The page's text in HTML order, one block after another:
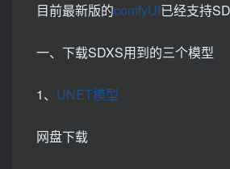
目前最新版的comfyUI已经支持
一、下载SDXS用到的三个模型
1、 UNET模型
网盘下载